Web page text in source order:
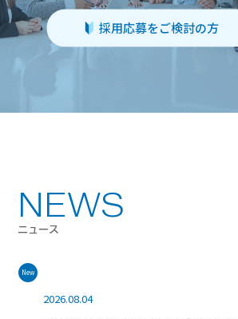
採用応募をご検討の方
NEWS
ニュース